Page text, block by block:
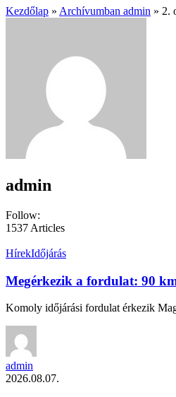
Kezdőlap » Archívumban admin » 2.
admin
Follow:
1537 Articles
HírekIdőjárás
Megérkezik a fordulat: 90
Komoly időjárási fordulat érkezik
admin
2026.08.07.